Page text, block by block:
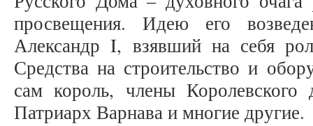
просвещения. Идею его
Александр I, взявший на себя
Средства на строительство и
сам король, члены
Патриарх Варнава и многие другие.